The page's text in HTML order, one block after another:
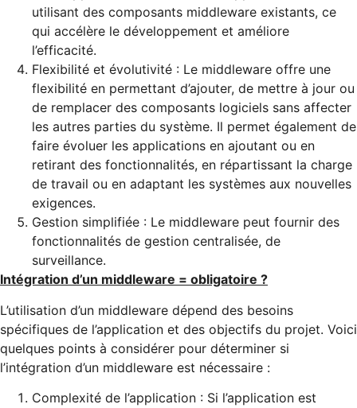
utilisant des composants middleware existants, ce
qui accélère le développement et améliore
l’efficacité.
Flexibilité et évolutivité : Le middleware offre une
flexibilité en permettant d’ajouter, de mettre à jour ou
de remplacer des composants logiciels sans affecter
les autres parties du système. Il permet également de
faire évoluer les applications en ajoutant ou en
retirant des fonctionnalités, en répartissant la charge
de travail ou en adaptant les systèmes aux nouvelles
exigences.
Gestion simplifiée : Le middleware peut fournir des
fonctionnalités de gestion centralisée, de
surveillance.
Intégration d’un middleware = obligatoire ?
L’utilisation d’un middleware dépend des besoins
spécifiques de l’application et des objectifs du projet. Voici
quelques points à considérer pour déterminer si
l’intégration d’un middleware est nécessaire :
Complexité de l’application : Si l’application est